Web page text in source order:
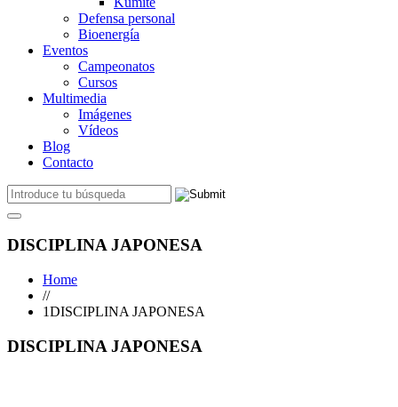
Defensa personal
Bioenergía
Eventos
Campeonatos
Cursos
Multimedia
Imágenes
Vídeos
Blog
Contacto
DISCIPLINA JAPONESA
Home
//
1DISCIPLINA JAPONESA
DISCIPLINA JAPONESA